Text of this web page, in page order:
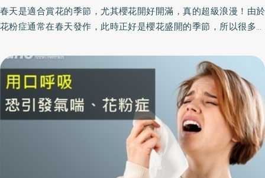
春天是適合賞花的季節，尤其櫻花開好開滿，真的超級浪漫！由於
花粉症通常在春天發作，此時正好是櫻花盛開的季節，所以很多人
邀極緻皮膚專科診所院長宋奉宜撰寫此文，分享「花粉症」的原
因、症狀及預防，別再怪罪給櫻花啦！